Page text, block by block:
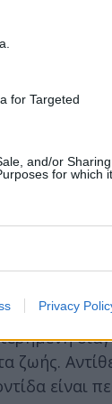
for Targeted
and/or Sharing
for which it
Privacy
όσον
δίκτυο
και τις
υγείας.
παράγοντες
ζωής.
είναι